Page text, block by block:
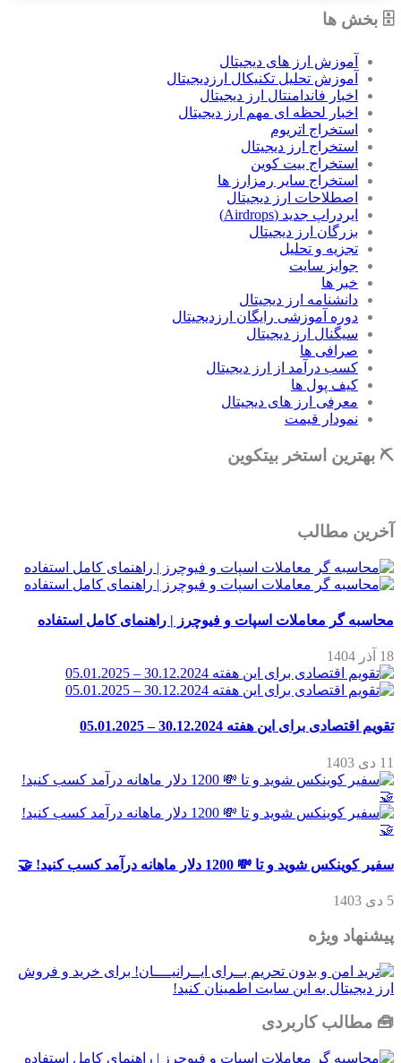
🗄 بخش ها
آموزش ارز های دیجیتال
آموزش تحلیل تکنیکال ارزدیجیتال
اخبار فاندامنتال ارز دیجیتال
اخبار لحظه ای مهم ارز دیجیتال
استخراج اتریوم
استخراج ارز دیجیتال
استخراج بیت کوین
استخراج سایر رمزارز ها
اصطلاحات ارز دیجیتال
ایردراپ جدید (Airdrops)
بزرگان ارز دیجیتال
تجزیه و تحلیل
جوایز سایت
خبر ها
دانشنامه ارز دیجیتال
دوره آموزشی رایگان ارزدیجیتال
سیگنال ارز دیجیتال
صرافی ها
کسب درآمد از ارز دیجیتال
کیف پول ها
معرفی ارز های دیجیتال
نمودار قیمت
⛏ بهترین استخر بیتکوین
آخرین مطالب
محاسبه گر معاملات اسپات و فیوچرز | راهنمای کامل استفاده
18 آذر 1404
تقویم اقتصادی برای این هفته 30.12.2024 – 05.01.2025
11 دی 1403
سفیر کوینکس شوید و تا 💸 1200 دلار ماهانه درآمد کسب کنید! 🤝
5 دی 1403
پیشنهاد ویژه
🧰 مطالب کاربردی